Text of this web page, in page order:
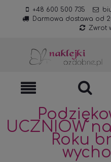
+48 600 500 735
Darmowa dostawa od
Zwrot
UCZNIÓW
Roku